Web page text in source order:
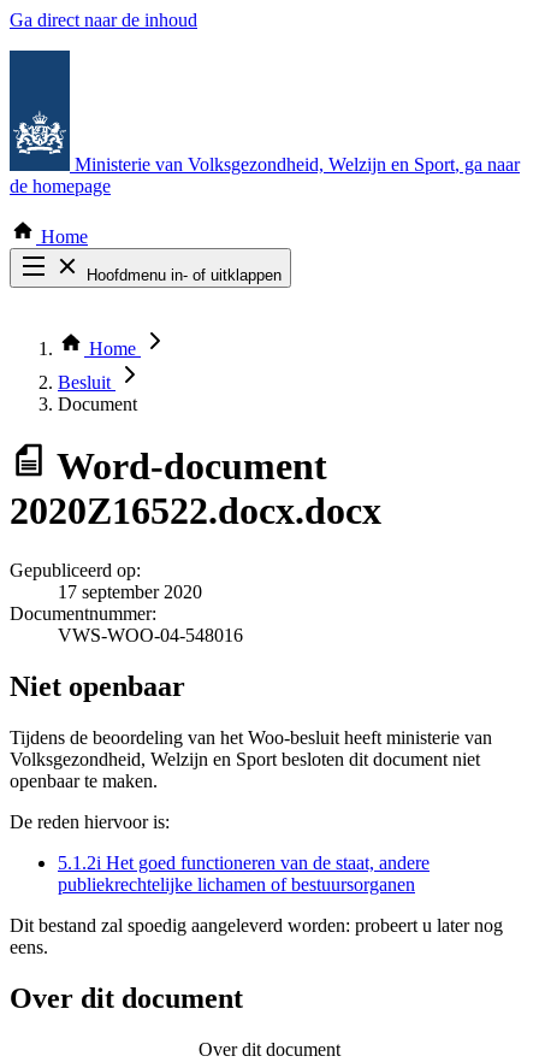
Ga direct naar de inhoud
Ministerie van Volksgezondheid, Welzijn en Sport, ga naar
de homepage
Home
Hoofdmenu in- of uitklappen
Thema COVID-19
Bekijk per bestuursorgaan
Home
Besluit
Document
Word-document
2020Z16522.docx.docx
Gepubliceerd op:
17 september 2020
Documentnummer:
VWS-WOO-04-548016
Niet openbaar
Tijdens de beoordeling van het Woo-besluit heeft ministerie van
Volksgezondheid, Welzijn en Sport besloten dit document niet
openbaar te maken.
De reden hiervoor is:
5.1.2i Het goed functioneren van de staat, andere
publiekrechtelijke lichamen of bestuursorganen
Dit bestand zal spoedig aangeleverd worden: probeert u later nog
eens.
Over dit document
Over dit document